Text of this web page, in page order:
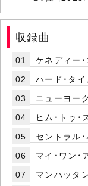
収録曲
01
ケネディー
02
ハード・タイ
03
ニューヨー
04
ヒム・トゥ・
05
セントラル
06
マイ・ワン・
07
マンハッタ